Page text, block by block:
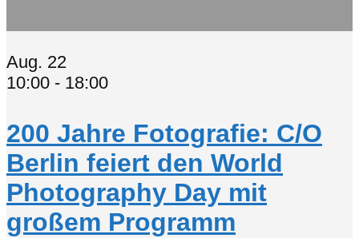
Aug. 22
10:00 - 18:00
200 Jahre Fotografie: C/O
Berlin feiert den World
Photography Day mit
großem Programm